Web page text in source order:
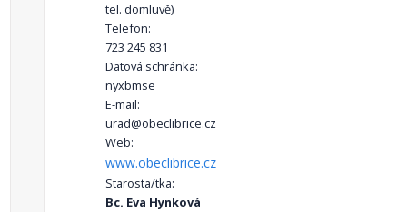
tel. domluvě)
Telefon:
723 245 831
Datová schránka:
nyxbmse
E-mail:
urad@obeclibrice.cz
Web:
www.obeclibrice.cz
Starosta/tka:
Bc. Eva Hynková